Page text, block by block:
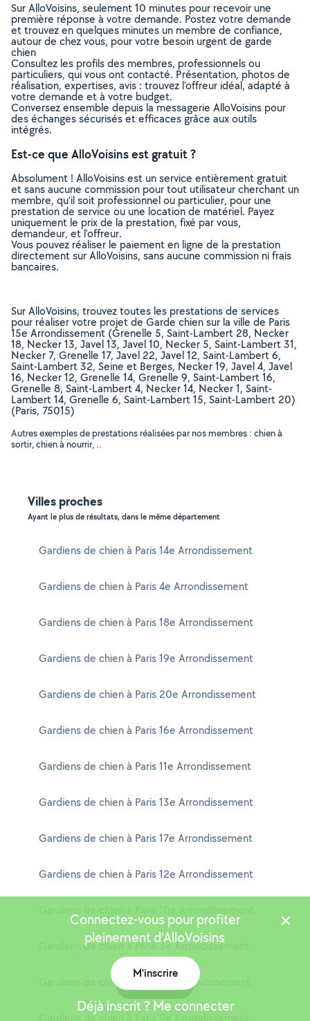
Sur AlloVoisins, seulement 10 minutes pour recevoir une
première réponse à votre demande. Postez votre demande
et trouvez en quelques minutes un membre de confiance,
autour de chez vous, pour votre besoin urgent de garde
chien
Consultez les profils des membres, professionnels ou
particuliers, qui vous ont contacté. Présentation, photos de
réalisation, expertises, avis : trouvez l'offreur idéal, adapté à
votre demande et à votre budget.
Conversez ensemble depuis la messagerie AlloVoisins pour
des échanges sécurisés et efficaces grâce aux outils
intégrés.
Est-ce que AlloVoisins est gratuit ?
Absolument ! AlloVoisins est un service entièrement gratuit
et sans aucune commission pour tout utilisateur cherchant un
membre, qu’il soit professionnel ou particulier, pour une
prestation de service ou une location de matériel. Payez
uniquement le prix de la prestation, fixé par vous,
demandeur, et l’offreur.
Vous pouvez réaliser le paiement en ligne de la prestation
directement sur AlloVoisins, sans aucune commission ni frais
bancaires.
Sur AlloVoisins, trouvez toutes les prestations de services
pour réaliser votre projet de Garde chien sur la ville de Paris
15e Arrondissement (Grenelle 5, Saint-Lambert 28, Necker
18, Necker 13, Javel 13, Javel 10, Necker 5, Saint-Lambert 31,
Necker 7, Grenelle 17, Javel 22, Javel 12, Saint-Lambert 6,
Saint-Lambert 32, Seine et Berges, Necker 19, Javel 4, Javel
16, Necker 12, Grenelle 14, Grenelle 9, Saint-Lambert 16,
Grenelle 8, Saint-Lambert 4, Necker 14, Necker 1, Saint-
Lambert 14, Grenelle 6, Saint-Lambert 15, Saint-Lambert 20)
(Paris, 75015)
Autres exemples de prestations réalisées par nos membres : chien à
sortir, chien à nourrir, ..
Villes proches
Ayant le plus de résultats, dans le même département
Gardiens de chien à Paris 14e Arrondissement
Gardiens de chien à Paris 4e Arrondissement
Gardiens de chien à Paris 18e Arrondissement
Gardiens de chien à Paris 19e Arrondissement
Gardiens de chien à Paris 20e Arrondissement
Gardiens de chien à Paris 16e Arrondissement
Gardiens de chien à Paris 11e Arrondissement
Gardiens de chien à Paris 13e Arrondissement
Gardiens de chien à Paris 17e Arrondissement
Gardiens de chien à Paris 12e Arrondissement
Gardiens de chien à Paris 3e Arrondissement
Gardiens de chien à Paris 1er Arrondissement
Gardiens de chien à Paris 9e Arrondissement
Connectez-vous pour profiter
pleinement d'AlloVoisins
M'inscrire
Déjà inscrit ? Me connecter